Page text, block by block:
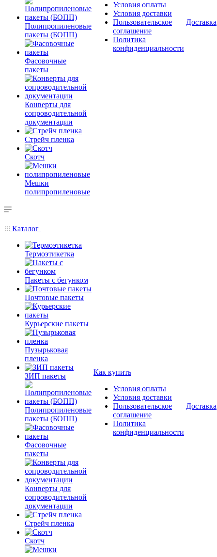
Полипропиленовые
пакеты (БОПП)
Фасовочные
пакеты
Конверты для
сопроводительной
документации
Стрейч пленка
Скотч
Мешки
полипропиленовые
Условия оплаты
Условия доставки
Пользовательское
соглашение
Политика
конфиденциальности
Доставка
Каталог
Термоэтикетка
Пакеты с бегунком
Почтовые пакеты
Курьерские пакеты
Пузырьковая
пленка
ЗИП пакеты
Полипропиленовые
пакеты (БОПП)
Фасовочные
пакеты
Конверты для
сопроводительной
документации
Стрейч пленка
Скотч
Как купить
Условия оплаты
Условия доставки
Пользовательское
соглашение
Политика
конфиденциальности
Доставка